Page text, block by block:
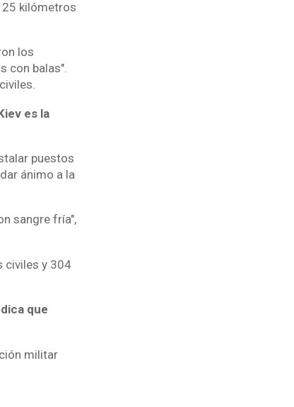
25 kilómetros
los
con balas".
es la
puestos
ánimo a la
sangre fría",
civiles y 304
que
militar